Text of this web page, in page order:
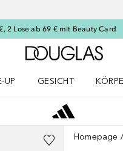
2 Lose ab 69 € mit Beauty Card
Zur
UP
GESICHT
Homepage